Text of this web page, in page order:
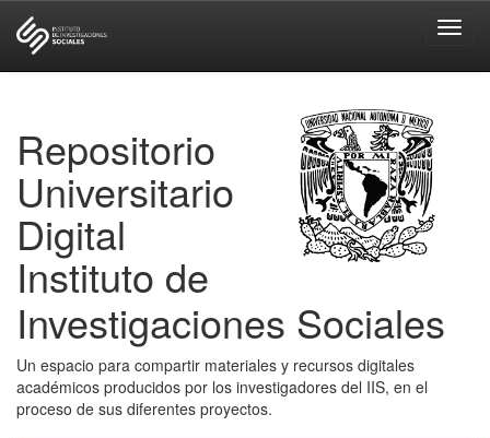
Repositorio
Universitario
Digital
Instituto de
Investigaciones Sociales
Un espacio para compartir materiales y recursos digitales
académicos producidos por los investigadores del IIS, en el
proceso de sus diferentes proyectos.